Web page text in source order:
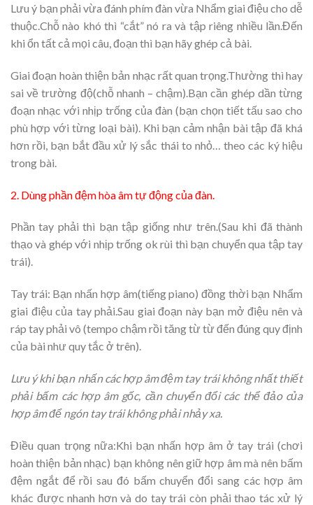
Lưu ý bạn phải vừa đánh phím đàn vừa Nhẩm giai điệu cho dễ
thuộc.Chỗ nào khó thì “cắt” nó ra và tập riêng nhiều lần.Đến
khi ổn tất cả mọi câu, đoạn thì bạn hãy ghép cả bài.
Giai đoạn hoàn thiện bản nhạc rất quan trọng.Thường thì hay
sai về trường độ(chỗ nhanh – chậm).Bạn cần ghép dần từng
đoạn nhạc với nhịp trống của đàn (bạn chọn tiết tấu sao cho
phù hợp với từng loại bài). Khi bạn cảm nhận bài tập đã khá
hơn rồi, bạn bắt đầu xử lý sắc thái to nhỏ… theo các ký hiệu
trong bài.
2. Dùng phần đệm hòa âm tự động của đàn.
Phần tay phải thì bạn tập giống như trên.(Sau khi đã thành
thạo và ghép với nhịp trống ok rùi thì bạn chuyển qua tập tay
trái).
Tay trái: Bạn nhấn hợp âm(tiếng piano) đồng thời bạn Nhẩm
giai điệu của tay phải.Sau giai đoạn này bạn mở điệu nên và
ráp tay phải vô (tempo chậm rồi tăng từ từ đến đúng quy định
của bài như quy tắc ở trên).
Lưu ý khi bạn nhấn các hợp âm đệm tay trái không nhất thiết
phải bấm các hợp âm gốc, cần chuyển đổi các thể đảo của
hợp âm để ngón tay trái không phải nhảy xa.
Điều quan trọng nữa:Khi bạn nhấn hợp âm ở tay trái (chơi
hoàn thiện bản nhạc) bạn không nên giữ hợp âm mà nên bấm
đệm ngắt để rồi sau đó bấm chuyển đổi sang các hợp âm
khác được nhanh hơn và do tay trái còn phải thao tác xử lý